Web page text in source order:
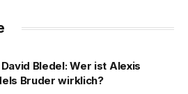
Bledel: Wer ist Alexis
Bruder wirklich?